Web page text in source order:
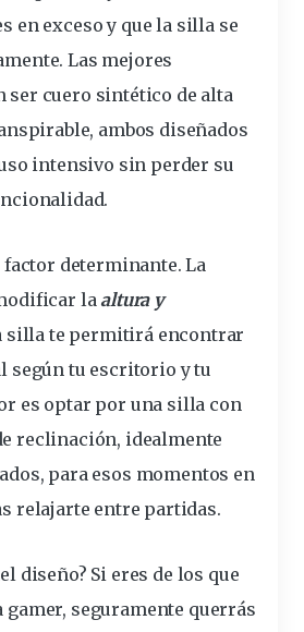
en exceso y que la silla se
Las mejores
ser cuero sintético de alta
ambos diseñados
intensivo sin perder su
.
factor determinante. La
la altura y
silla te permitirá encontrar
según tu escritorio y tu
es optar por una silla con
reclinación, idealmente
para esos momentos en
relajarte entre partidas.
diseño? Si eres de los que
gamer, seguramente querrás